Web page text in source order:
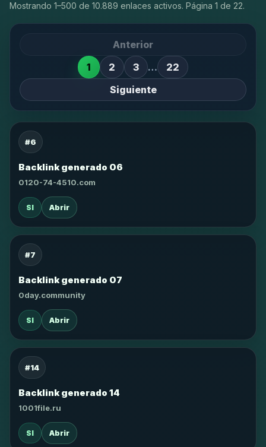
Mostrando 1–500 de 10.889 enlaces activos. Página 1 de 22.
Anterior
1
2 3 …
22
Siguiente
#6
Backlink generado 06
0120-74-4510.com
SI Abrir
#7
Backlink generado 07
0day.community
SI Abrir
#14
Backlink generado 14
1001file.ru
SI Abrir